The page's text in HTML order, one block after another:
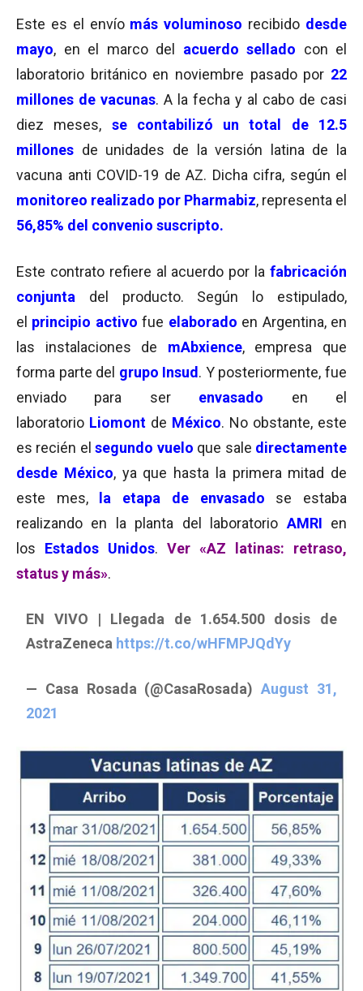
Este es el envío más voluminoso recibido desde
mayo, en el marco del acuerdo sellado con el
laboratorio británico en noviembre pasado por 22
millones de vacunas. A la fecha y al cabo de casi
diez meses, se contabilizó un total de 12.5
millones de unidades de la versión latina de la
vacuna anti COVID-19 de AZ. Dicha cifra, según el
monitoreo realizado por Pharmabiz, representa el
56,85% del convenio suscripto.
Este contrato refiere al acuerdo por la fabricación
conjunta
del producto. Según lo estipulado,
el principio activo fue elaborado en Argentina, en
las instalaciones de mAbxience, empresa que
forma parte del grupo Insud . Y posteriormente, fue
enviado para ser
envasado en el
laboratorio Liomont de México. No obstante, este
es recién elsegundo vuelo que sale directamente
desde México, ya que hasta la primera mitad de
este mes,
la etapa de envasado se estaba
realizando en la planta del laboratorio AMRI en
los
Estados Unidos. Ver «AZ latinas: retraso,
status y más».
EN VIVO | Llegada de 1.654.500 dosis de
AstraZeneca https://t.co/wHFMPJQdYy
— Casa Rosada (@CasaRosada)August 31,
2021